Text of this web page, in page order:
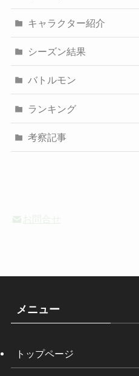
キャラクター紹介
シーズン結果
バトルモン
ランキング
考察記事
メニュー
トップページ